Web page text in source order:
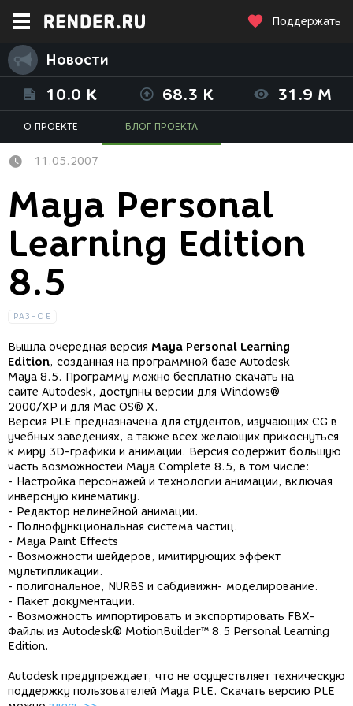
Поддержать
Новости
10.0 K 68.3 K 31.9 M
О ПРОЕКТЕ БЛОГ ПРОЕКТА
11.05.2007
Maya Personal
Learning Edition
8.5
РАЗНОЕ
Вышла очередная версия Maya Personal Learning
Edition, созданная на программной базе Autodesk
Maya 8.5. Программу можно бесплатно скачать на
сайте Autodesk, доступны версии для Windows®
2000/XP и для Mac OS® X.
Версия PLE предназначена для студентов, изучающих CG в
учебных заведениях, а также всех желающих прикоснуться
к миру 3D-графики и анимации. Версия содержит большую
часть возможностей Maya Complete 8.5, в том числе:
- Настройка персонажей и технологии анимации, включая
инверсную кинематику.
- Редактор нелинейной анимации.
- Полнофункциональная система частиц.
- Maya Paint Effects
- Возможности шейдеров, имитирующих эффект
мультипликации.
- полигональное, NURBS и сабдивижн- моделирование.
- Пакет документации.
- Возможность импортировать и экспортировать FBX-
Файлы из Autodesk® MotionBuilder™ 8.5 Personal Learning
Edition.
Autodesk предупреждает, что не осуществляет техническую
поддержку пользователей Maya PLE. Скачать версию PLE